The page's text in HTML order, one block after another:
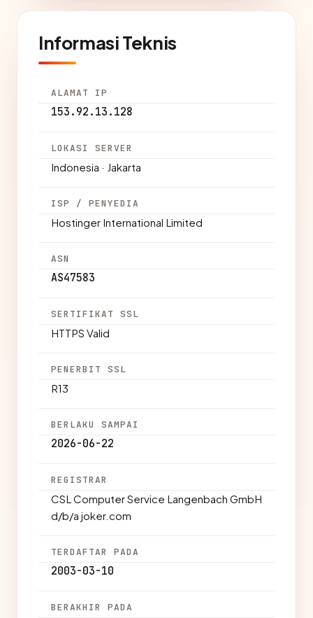
Informasi Teknis
ALAMAT IP
153.92.13.128
LOKASI SERVER
Indonesia · Jakarta
ISP / PENYEDIA
Hostinger International Limited
ASN
AS47583
SERTIFIKAT SSL
HTTPS Valid
PENERBIT SSL
R13
BERLAKU SAMPAI
2026-06-22
REGISTRAR
CSL Computer Service Langenbach GmbH
d/b/a joker.com
TERDAFTAR PADA
2003-03-10
BERAKHIR PADA